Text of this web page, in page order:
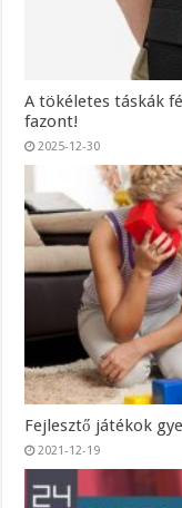
A tökéletes táskák
fazont!
2025-12-30
Fejlesztő játékok
2021-12-19